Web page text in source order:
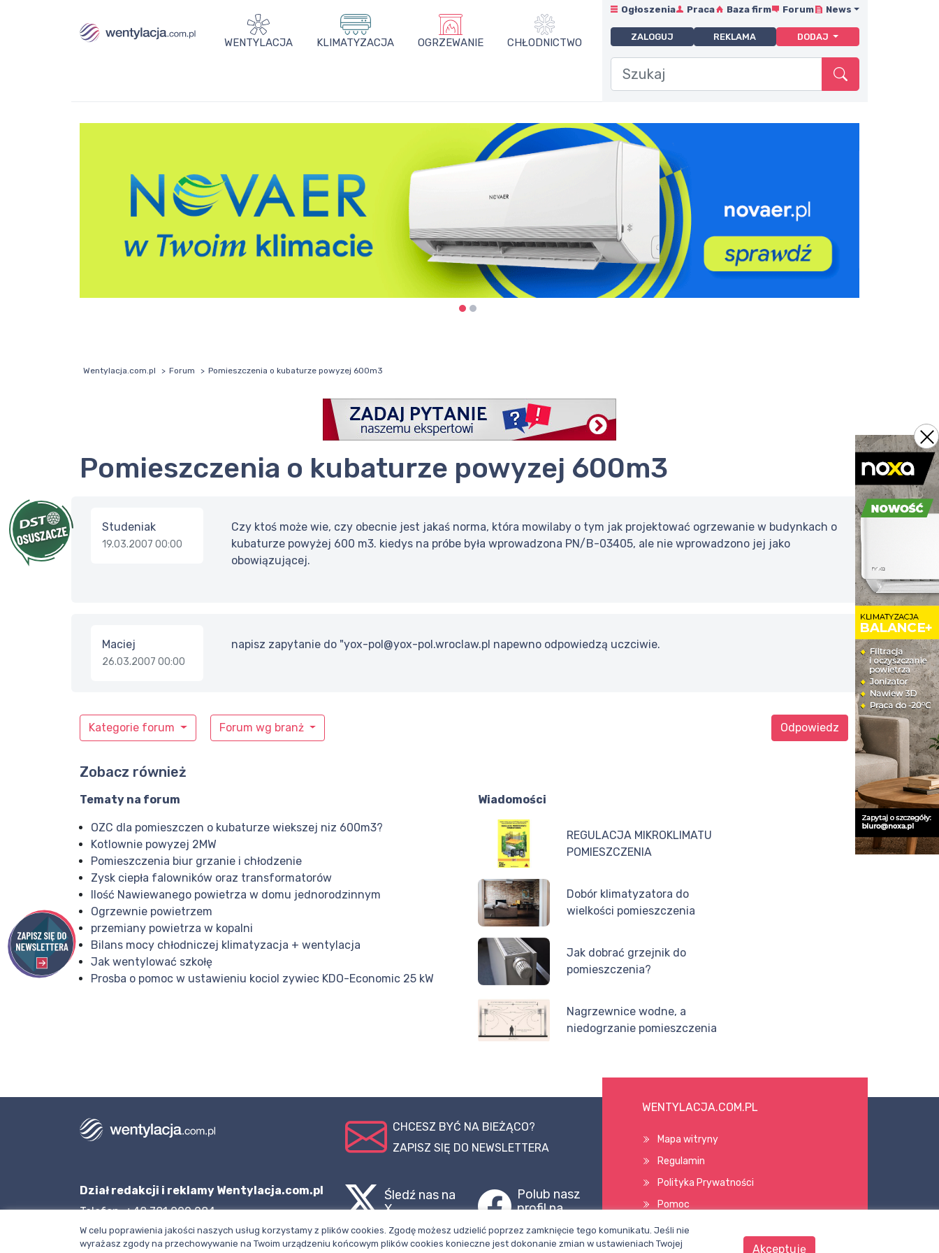
WENTYLACJA KLIMATYZACJA OGRZEWANIE CHŁODNICTWO
Ogłoszenia Praca Baza firm Forum News
ZALOGUJ REKLAMA DODAJ
Wentylacja.com.pl Forum Pomieszczenia o kubaturze powyzej 600m3
Pomieszczenia o kubaturze powyzej 600m3
Studeniak
19.03.2007 00:00
Czy ktoś może wie, czy obecnie jest jakaś norma, która mowilaby o tym jak projektować ogrzewanie w budynkach o
kubaturze powyżej 600 m3. kiedys na próbe była wprowadzona PN/B-03405, ale nie wprowadzono jej jako
obowiązującej.
Maciej
26.03.2007 00:00
napisz zapytanie do "yox-pol@yox-pol.wroclaw.pl napewno odpowiedzą uczciwie.
Kategorie forum Forum wg branż Odpowiedz
Zobacz również
Tematy na forum
OZC dla pomieszczen o kubaturze wiekszej niz 600m3?
Kotlownie powyzej 2MW
Pomieszczenia biur grzanie i chłodzenie
Zysk ciepła falowników oraz transformatorów
Ilość Nawiewanego powietrza w domu jednorodzinnym
Ogrzewnie powietrzem
przemiany powietrza w kopalni
Bilans mocy chłodniczej klimatyzacja + wentylacja
Jak wentylować szkołę
Prosba o pomoc w ustawieniu kociol zywiec KDO-Economic 25 kW
Wiadomości
REGULACJA MIKROKLIMATU
POMIESZCZENIA
Dobór klimatyzatora do
wielkości pomieszczenia
Jak dobrać grzejnik do
pomieszczenia?
Nagrzewnice wodne, a
niedogrzanie pomieszczenia
CHCESZ BYĆ NA BIEŻĄCO?
ZAPISZ SIĘ DO NEWSLETTERA
Dział redakcji i reklamy Wentylacja.com.pl
Telefon: +48 781 000 084
Napisz do nas
Śledź nas na
X
Polub nasz
profil na
WENTYLACJA.COM.PL
Mapa witryny
Regulamin
Polityka Prywatności
Pomoc
W celu poprawienia jakości naszych usług korzystamy z plików cookies. Zgodę możesz udzielić poprzez zamknięcie tego komunikatu. Jeśli nie
wyrażasz zgody na przechowywanie na Twoim urządzeniu końcowym plików cookies konieczne jest dokonanie zmian w ustawieniach Twojej
Akceptuję